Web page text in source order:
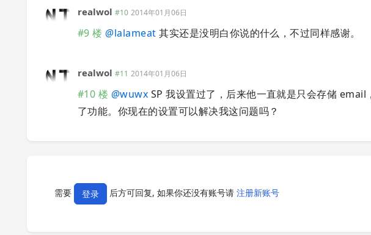
realwol #10 2014年01月06日
#9 楼 @lalameat 其实还是没明白你说的什么，不过同样感谢。
realwol #11 2014年01月06日
#10 楼 @wuwx SP 我设置过了，后来他一直就是只会存储
了功能。你现在的设置可以解决我这问题吗？
需要 登录 后方可回复, 如果你还没有账号请 注册新账号